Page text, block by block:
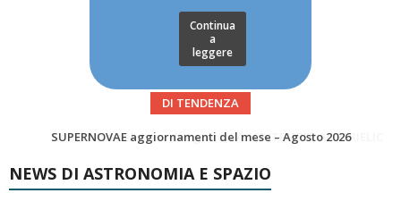
Continua
a
leggere
DI TENDENZA
Le Comete del mese di Agosto: LA 10P/TEMPEL AL PERIELIO
Asteroidi del mese Agosto 2026
NEWS DI ASTRONOMIA E SPAZIO